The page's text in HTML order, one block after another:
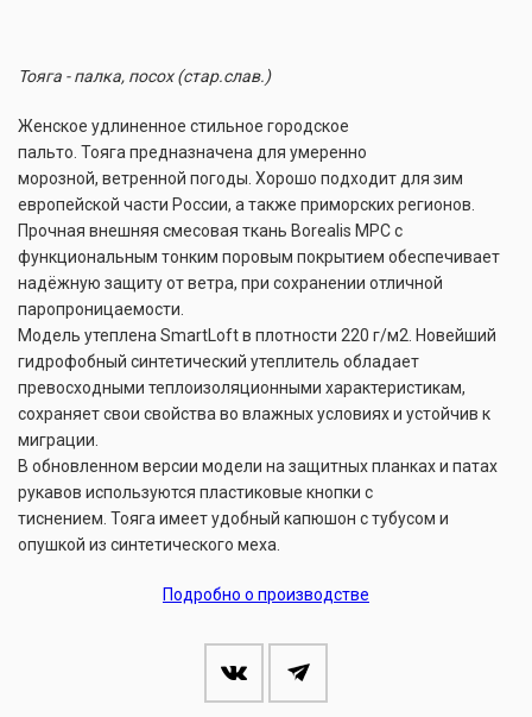
Тояга - палка, посох (стар.слав.)
Женское удлиненное стильное городское
пальто. Тояга предназначена для умеренно
морозной, ветренной погоды. Хорошо подходит для зим
европейской части России, а также приморских регионов.
Прочная внешняя смесовая ткань Borealis MPC с
функциональным тонким поровым покрытием обеспечивает
надёжную защиту от ветра, при сохранении отличной
паропроницаемости.
Модель утеплена SmartLoft в плотности 220 г/м2. Новейший
гидрофобный синтетический утеплитель обладает
превосходными теплоизоляционными характеристикам,
сохраняет свои свойства во влажных условиях и устойчив к
миграции.
В обновленном версии модели на защитных планках и патах
рукавов используются пластиковые кнопки с
тиснением. Тояга имеет удобный капюшон с тубусом и
опушкой из синтетического меха.
Подробно о производстве